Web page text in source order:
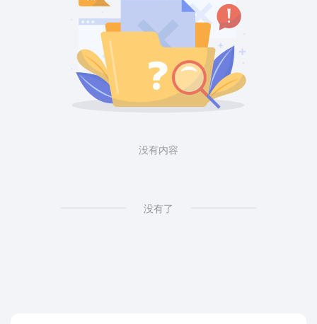
没有内容
没有了